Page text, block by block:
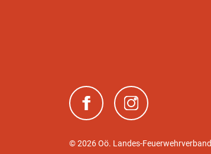
(neues Fenster)(neues Fenster)
© 2026 Oö. Landes-Feuerwehrverband